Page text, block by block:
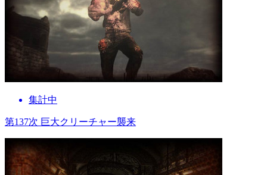
集計中
第137次 巨大クリーチャー襲来